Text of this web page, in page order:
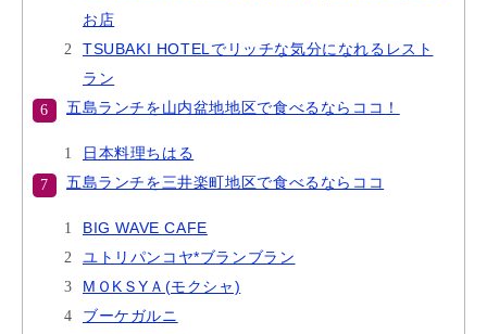
お店
TSUBAKI HOTELでリッチな気分になれるレスト
ラン
五島ランチを山内盆地地区で食べるならココ！
日本料理ちはる
五島ランチを三井楽町地区で食べるならココ
BIG WAVE CAFE
ユトリパンコヤ*ブランブラン
MＯKＳYＡ(モクシャ)
ブーケガルニ